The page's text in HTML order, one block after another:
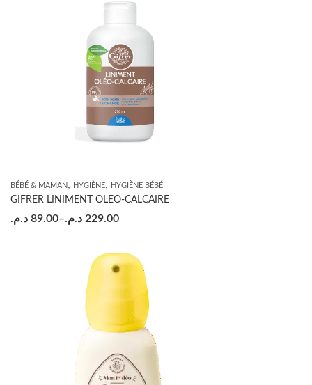
BÉBÉ & MAMAN, HYGIÈNE, HYGIÈNE BÉBÉ
GIFRER LINIMENT OLEO-CALCAIRE
89.00 د.م. – 229.00 د.م.